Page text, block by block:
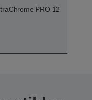
PRO 12